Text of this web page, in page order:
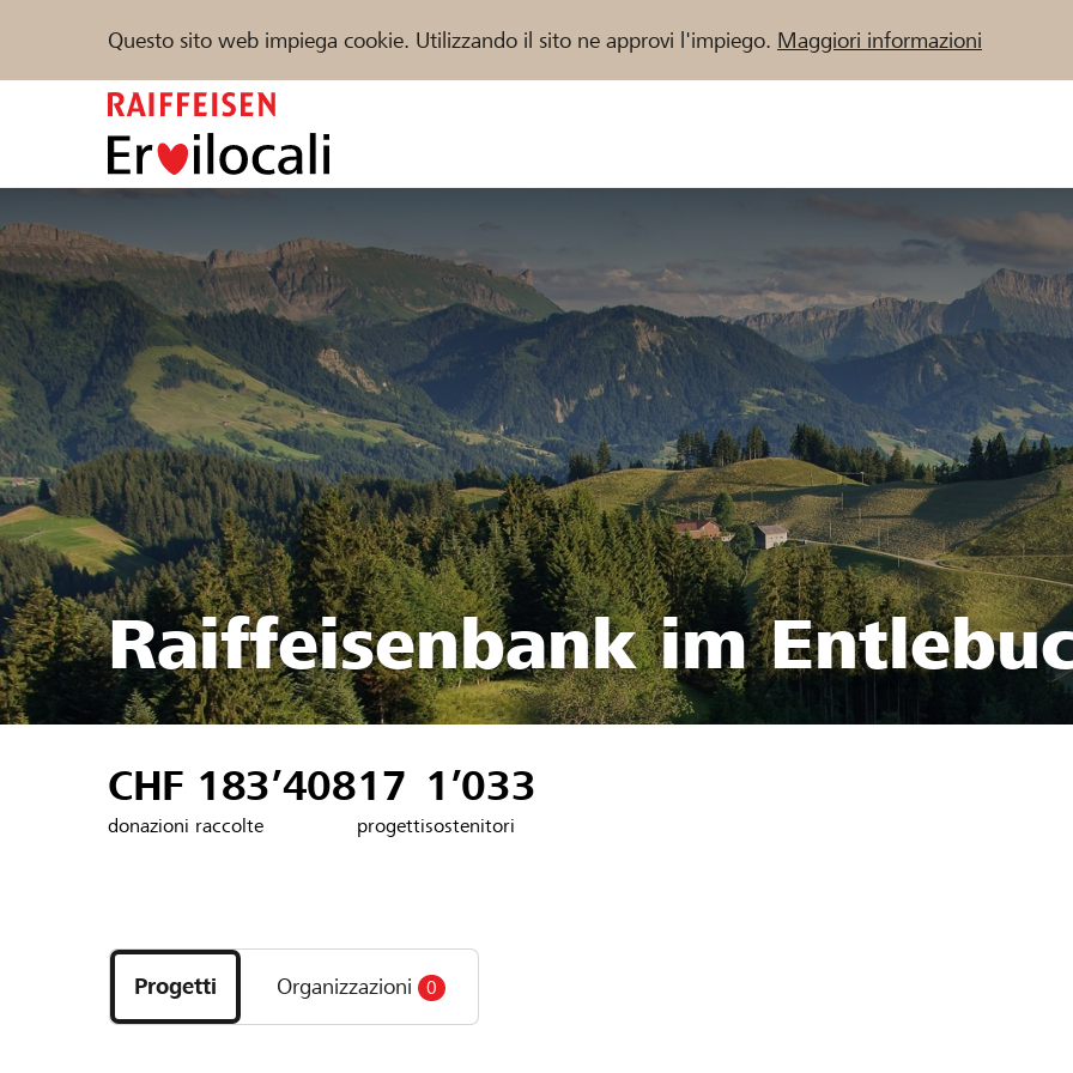
Questo sito web impiega cookie. Utilizzando il sito ne approvi l'impiego. Maggiori informazioni
Sostenere Aiuto & supporto
Trova progetti e organizzazioni
DE FR IT
Raiffeisenbank im
CHF 183’408
donazioni raccolte
17
progetti
1’033
sostenitori
i
progetti
e
Progetti Organizzazioni 0